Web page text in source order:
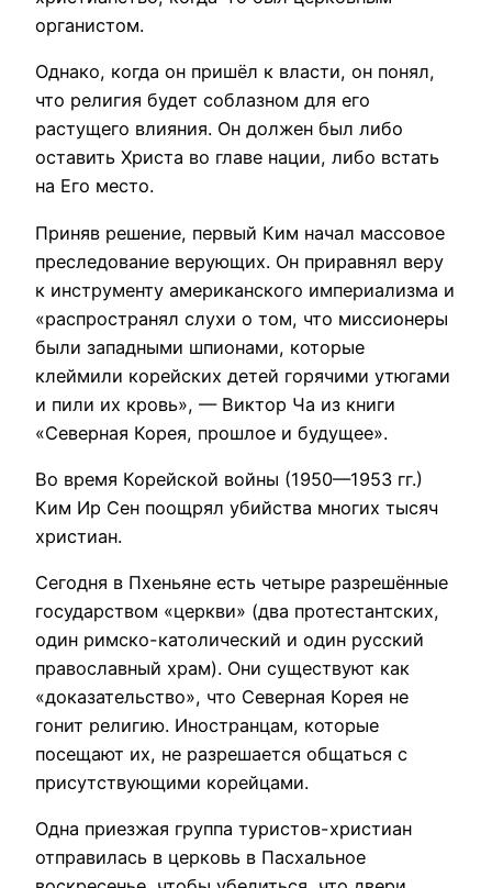
органистом.
Однако, когда он пришёл к власти, он понял,
что религия будет соблазном для его
растущего влияния. Он должен был либо
оставить Христа во главе нации, либо встать
на Его место.
Приняв решение, первый Ким начал массовое
преследование верующих. Он приравнял веру
к инструменту американского империализма и
«распространял слухи о том, что миссионеры
были западными шпионами, которые
клеймили корейских детей горячими утюгами
и пили их кровь», — Виктор Ча из книги
«Северная Корея, прошлое и будущее».
Во время Корейской войны (1950—1953 гг.)
Ким Ир Сен поощрял убийства многих тысяч
христиан.
Сегодня в Пхеньяне есть четыре разрешённые
государством «церкви» (два протестантских,
один римско-католический и один русский
православный храм). Они существуют как
«доказательство», что Северная Корея не
гонит религию. Иностранцам, которые
посещают их, не разрешается общаться с
присутствующими корейцами.
Одна приезжая группа туристов-христиан
отправилась в церковь в Пасхальное